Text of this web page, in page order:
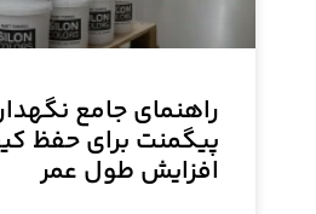
راهنمای جامع
پیگمنت‌ برای حفظ
افزایش طول عمر